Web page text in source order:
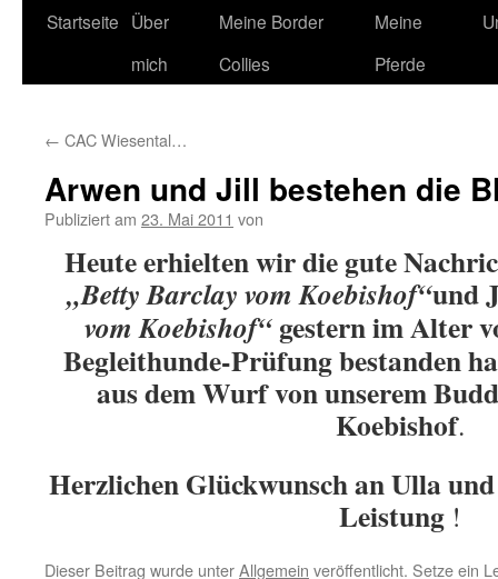
Zum
Startseite Über
mich
Meine Border
Collies
Meine
Pferde
← CAC Wiesental…
Arwen und Jill bestehen die
Publiziert am 23. Mai 2011 von
Heute erhielten wir die gute
„Betty Barclay vom Koebishof“und
vom Koebishof“gestern im Alter
Begleithunde-Prüfung bestanden
aus dem Wurf von unserem
Koebishof.
Herzlichen Glückwunsch an Ulla
Leistung !
Dieser Beitrag wurde unterAllgemein veröffentlicht. Setze ein